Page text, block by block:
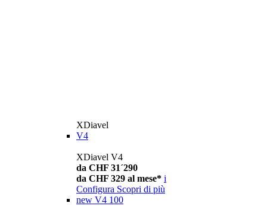
XDiavel
V4
XDiavel V4
da CHF 31´290
da CHF 329 al mese* i
Configura Scopri di più
new V4 100